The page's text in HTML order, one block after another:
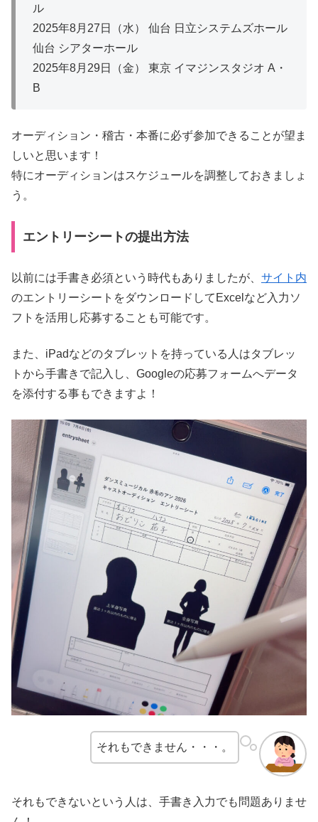
ル
2025年8月27日（水） 仙台 日立システムズホール
仙台 シアターホール
2025年8月29日（金） 東京 イマジンスタジオ A・
B
オーディション・稽古・本番に必ず参加できることが望ま
しいと思います！
特にオーディションはスケジュールを調整しておきましょ
う。
エントリーシートの提出方法
以前には手書き必須という時代もありましたが、 サイト内
のエントリーシートをダウンロードしてExcelなど入力ソ
フトを活用し応募することも可能です。
また、iPadなどのタブレットを持っている人はタブレッ
トから手書きで記入し、Googleの応募フォームへデータ
を添付する事もできますよ！
それもできません・・・。
それもできないという人は、手書き入力でも問題ありませ